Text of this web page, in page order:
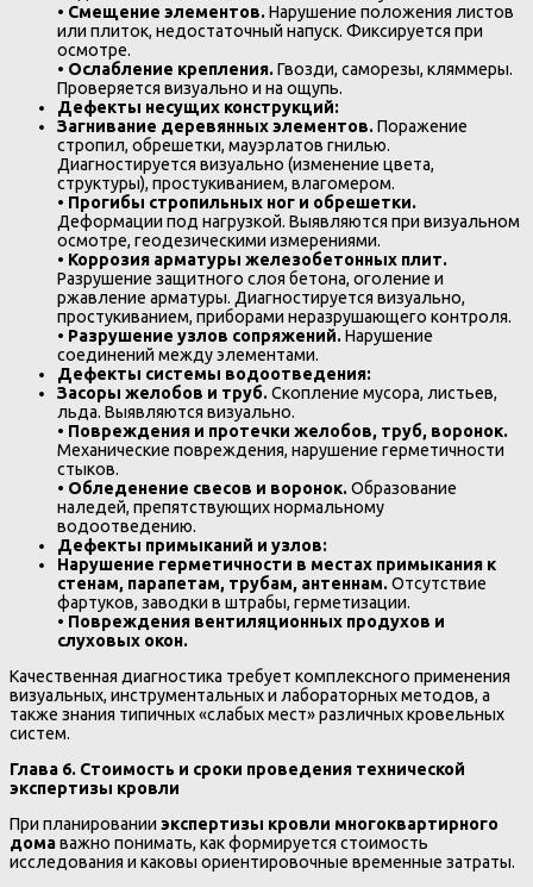
• Смещение элементов.Нарушение положения листов
или плиток, недостаточный напуск. Фиксируется при
осмотре.
• Ослабление крепления.Гвозди, саморезы, кляммеры.
Проверяется визуально и на ощупь.
Дефекты несущих конструкций:
Загнивание деревянных элементов.Поражение
стропил, обрешетки, мауэрлатов гнилью.
Диагностируется визуально (изменение цвета,
структуры), простукиванием, влагомером.
• Прогибы стропильных ног и обрешетки.
Деформации под нагрузкой. Выявляются при визуальном
осмотре, геодезическими измерениями.
• Коррозия арматуры железобетонных плит.
Разрушение защитного слоя бетона, оголение и
ржавление арматуры. Диагностируется визуально,
простукиванием, приборами неразрушающего контроля.
• Разрушение узлов сопряжений.Нарушение
соединений между элементами.
Дефекты системы водоотведения:
Засоры желобов и труб.Скопление мусора, листьев,
льда. Выявляются визуально.
• Повреждения и протечки желобов, труб, воронок.
Механические повреждения, нарушение герметичности
стыков.
• Обледенение свесов и воронок.Образование
наледей, препятствующих нормальному
водоотведению.
Дефекты примыканий и узлов:
Нарушение герметичности в местах примыкания к
стенам, парапетам, трубам, антеннам.Отсутствие
фартуков, заводки в штрабы, герметизации.
• Повреждения вентиляционных продухов и
слуховых окон.
Качественная диагностика требует комплексного применения
визуальных, инструментальных и лабораторных методов, а
также знания типичных «слабых мест» различных кровельных
систем.
Глава 6. Стоимость и сроки проведения технической
экспертизы кровли
При планировании экспертизы кровли многоквартирного
домаважно понимать, как формируется стоимость
исследования и каковы ориентировочные временные затраты.